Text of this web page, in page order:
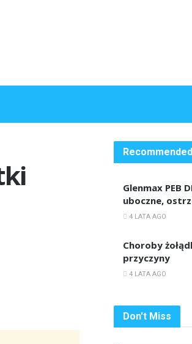
Recommended
Glenmax PEB
uboczne,
4 LATA AGO
Choroby
przyczyny
4 LATA AGO
Don't Miss